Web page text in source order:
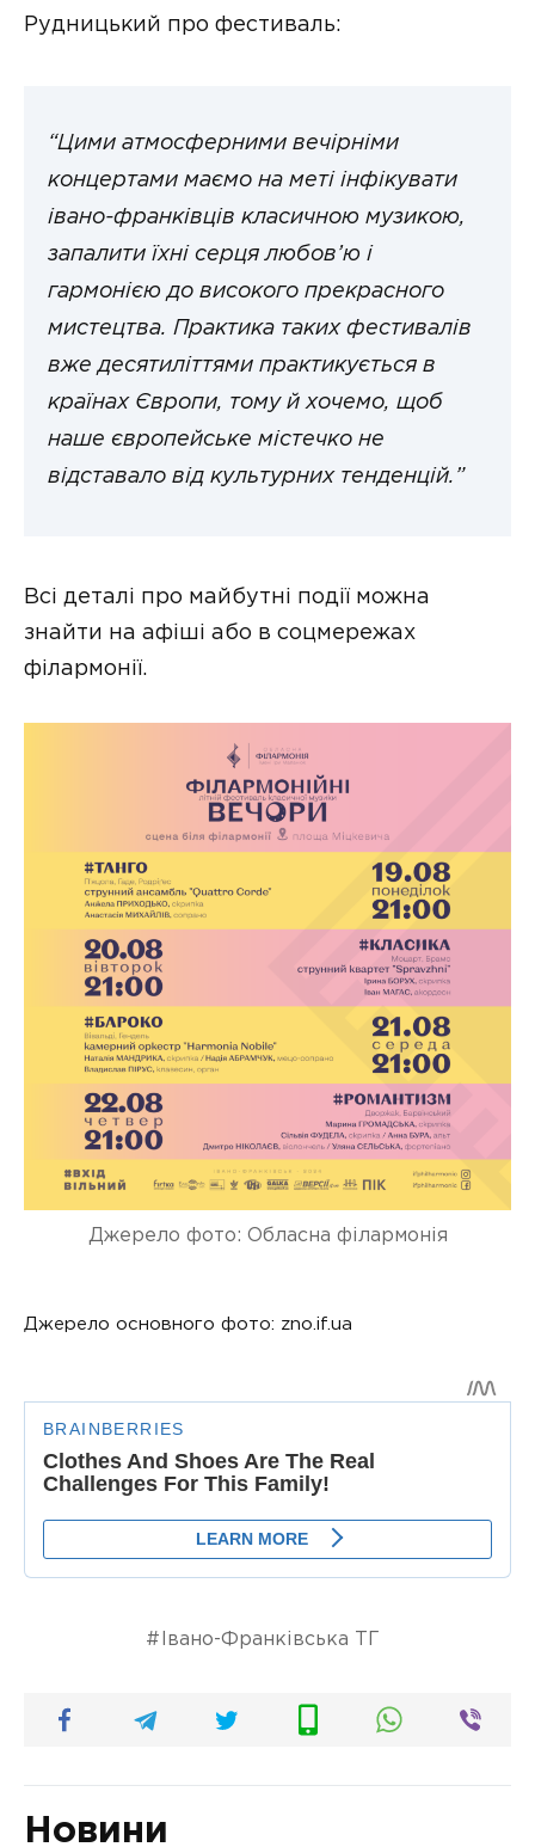
Рудницький про фестиваль:
“Цими атмосферними вечірніми
концертами маємо на меті інфікувати
івано-франківців класичною музикою,
запалити їхні серця любов’ю і
гармонією до високого прекрасного
мистецтва. Практика таких фестивалів
вже десятиліттями практикується в
країнах Європи, тому й хочемо, щоб
наше європейське містечко не
відставало від культурних тенденцій.”
Всі деталі про майбутні події можна
знайти на афіші або в соцмережах
філармонії.
Джерело фото: Обласна філармонія
Джерело основного фото: zno.if.ua
Івано-Франківська ТГ
Новини